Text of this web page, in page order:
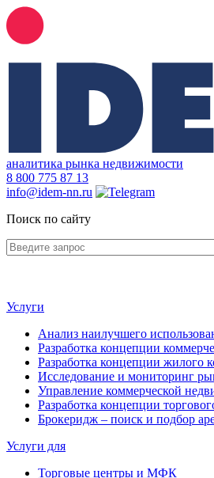
аналитика рынка недвижимости
8 800 775 87 13
info@idem-nn.ru
Поиск по сайту
Услуги
Анализ наилучшего
Разработка концепции
Разработка концепции жилого
Исследование и мониторинг
Управление коммерческой
Разработка концепции
Брокеридж – поиск и подбор
Услуги для
Торговые центры и МФК